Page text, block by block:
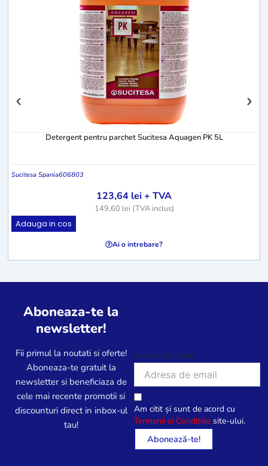
Detergent pentru parchet Sucitesa Aquagen PK 5L
Sucitesa Spania606803
123,64 lei+ TVA
149,60 lei (TVA inclus)
Adauga in cos
Ai o intrebare?
Aboneaza-te la
newsletter!
Fii primul la noutati si oferte!
Aboneaza-te gratuit la
newsletter si beneficiaza de
cele mai recente promotii si
discounturi direct in inbox-ul
tau!
Adresa de email
Am citit și sunt de acord cu
Termenii și Condițiile site-ului.